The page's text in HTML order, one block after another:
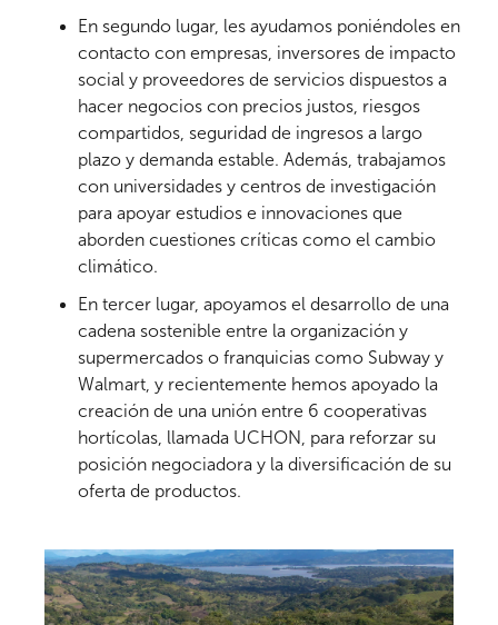
En segundo lugar, les ayudamos poniéndoles en
contacto con empresas, inversores de impacto
social y proveedores de servicios dispuestos a
hacer negocios con precios justos, riesgos
compartidos, seguridad de ingresos a largo
plazo y demanda estable. Además, trabajamos
con universidades y centros de investigación
para apoyar estudios e innovaciones que
aborden cuestiones críticas como el cambio
climático.
En tercer lugar, apoyamos el desarrollo de una
cadena sostenible entre la organización y
supermercados o franquicias como Subway y
Walmart, y recientemente hemos apoyado la
creación de una unión entre 6 cooperativas
hortícolas, llamada UCHON, para reforzar su
posición negociadora y la diversificación de su
oferta de productos.